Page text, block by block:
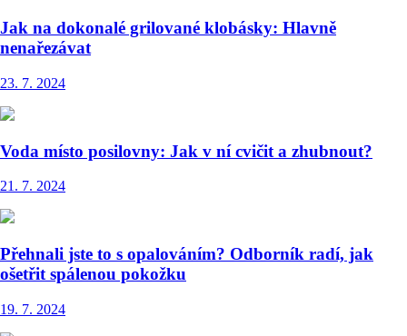
Jak na dokonalé grilované klobásky: Hlavně
nenařezávat
23. 7. 2024
Voda místo posilovny: Jak v ní cvičit a zhubnout?
21. 7. 2024
Přehnali jste to s opalováním? Odborník radí, jak
ošetřit spálenou pokožku
19. 7. 2024